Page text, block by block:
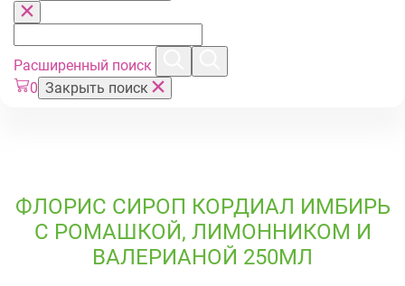
Расширенный поиск
0 Закрыть поиск
ФЛОРИС СИРОП КОРДИАЛ ИМБИРЬ
С РОМАШКОЙ, ЛИМОННИКОМ И
ВАЛЕРИАНОЙ 250МЛ